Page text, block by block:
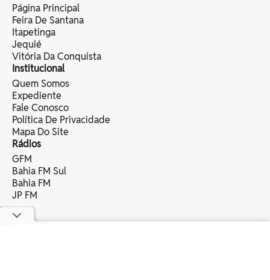
Página Principal
Feira De Santana
Itapetinga
Jequié
Vitória Da Conquista
Institucional
Quem Somos
Expediente
Fale Conosco
Política De Privacidade
Mapa Do Site
Rádios
GFM
Bahia FM Sul
Bahia FM
JP FM